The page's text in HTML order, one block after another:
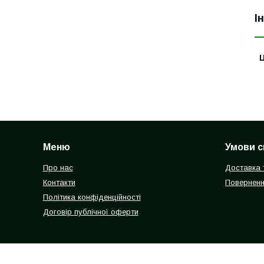
Меню
Про нас
Контакти
Політика конфіденційності
Договір публічної оферти
Умови
Доставка